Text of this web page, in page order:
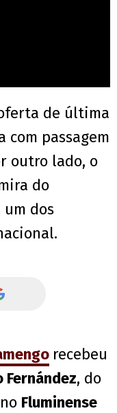
de última
com passagem
outro lado, o
do
um dos
recebeu
Fernández, do
Fluminense